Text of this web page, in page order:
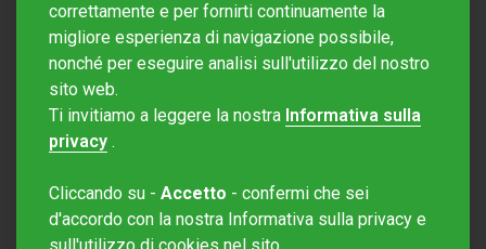
Editore Rotostampa SA
Sito creato daRedesign
correttamente e per fornirti continuamente la
migliore esperienza di navigazione possibile,
nonché per eseguire analisi sull'utilizzo del nostro
sito web.
Ti invitiamo a leggere la nostra Informativa sulla
privacy .
Cliccando su - Accetto - confermi che sei
d'accordo con la nostra Informativa sulla privacy e